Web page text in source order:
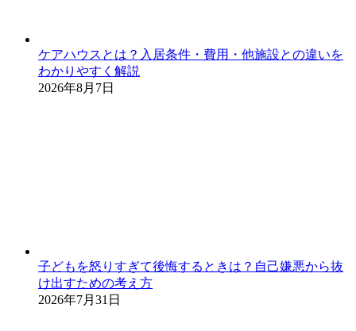
ケアハウスとは？入居条件・費用・他施設との違いを
わかりやすく解説
2026年8月7日
子どもを怒りすぎて後悔するときは？自己嫌悪から抜
け出すための考え方
2026年7月31日